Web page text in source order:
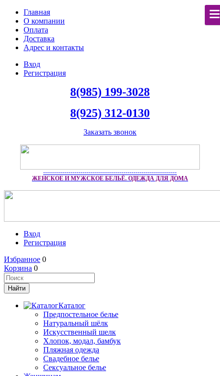
Главная
О компании
Оплата
Доставка
Адрес и контакты
Вход
Регистрация
8(985) 199-3028
8(925) 312-0130
Заказать звонок
--------------------------------------------------------------------
ЖЕНСКОЕ И МУЖСКОЕ БЕЛЬЁ. ОДЕЖДА ДЛЯ ДОМА
Вход
Регистрация
Избранное 0
Корзина 0
Каталог
Предпостельное белье
Натуральный шёлк
Искусственный шелк
Хлопок, модал, бамбук
Пляжная одежда
Свадебное белье
Сексуальное белье